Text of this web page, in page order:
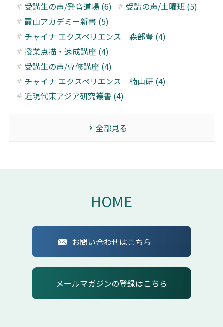
受講生の声/発音道場 (6)
受講の声/土曜班 (5)
霞山アカデミー新書 (5)
チャイナ エクスペリエンス 森部豊 (4)
授業点描・速成講座 (4)
受講生の声/専修講座 (4)
チャイナ エクスペリエンス 楠山研 (4)
近現代東アジア研究叢書 (4)
全部見る
HOME
お問い合わせはこちら
メールマガジンの登録はこちら